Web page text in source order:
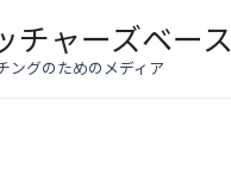
チャーズベース
ングのためのメディア